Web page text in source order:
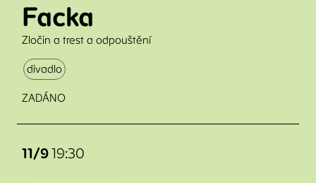
Facka
Zločin a trest a odpouštění
divadlo
ZADÁNO
11/919:30